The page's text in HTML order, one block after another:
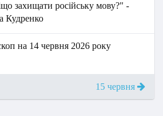
захищати російську мову?" -
Кудренко
на 14 червня 2026 року
15 червня